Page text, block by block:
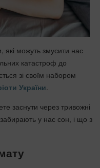
які можуть змусити нас
катастроф до
зі своїм набором
України.
заснути через тривожні
у нас сон, і що з